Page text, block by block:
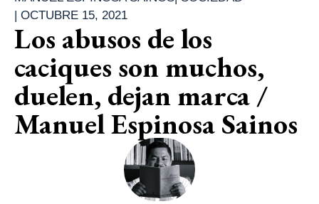
OCTUBRE 15, 2021
Los abusos de los
caciques son muchos,
duelen, dejan marca /
Manuel Espinosa Sainos